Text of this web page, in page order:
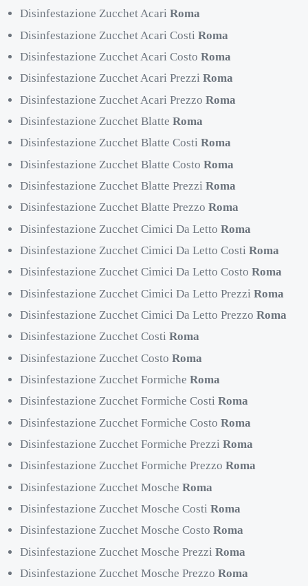
Disinfestazione Zucchet AcariRoma
Disinfestazione Zucchet Acari CostiRoma
Disinfestazione Zucchet Acari CostoRoma
Disinfestazione Zucchet Acari PrezziRoma
Disinfestazione Zucchet Acari PrezzoRoma
Disinfestazione Zucchet BlatteRoma
Disinfestazione Zucchet Blatte CostiRoma
Disinfestazione Zucchet Blatte CostoRoma
Disinfestazione Zucchet Blatte PrezziRoma
Disinfestazione Zucchet Blatte PrezzoRoma
Disinfestazione Zucchet Cimici Da LettoRoma
Disinfestazione Zucchet Cimici Da Letto CostiRoma
Disinfestazione Zucchet Cimici Da Letto CostoRoma
Disinfestazione Zucchet Cimici Da Letto PrezziRoma
Disinfestazione Zucchet Cimici Da Letto PrezzoRoma
Disinfestazione Zucchet CostiRoma
Disinfestazione Zucchet CostoRoma
Disinfestazione Zucchet FormicheRoma
Disinfestazione Zucchet Formiche CostiRoma
Disinfestazione Zucchet Formiche CostoRoma
Disinfestazione Zucchet Formiche PrezziRoma
Disinfestazione Zucchet Formiche PrezzoRoma
Disinfestazione Zucchet MoscheRoma
Disinfestazione Zucchet Mosche CostiRoma
Disinfestazione Zucchet Mosche CostoRoma
Disinfestazione Zucchet Mosche PrezziRoma
Disinfestazione Zucchet Mosche PrezzoRoma